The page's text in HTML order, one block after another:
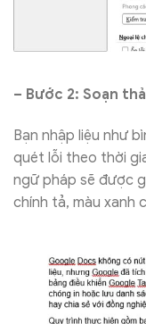
– Bước 2: Soạn
Bạn nhập liệu như
quét lỗi theo thời
ngữ pháp sẽ được
chính tả, màu xanh